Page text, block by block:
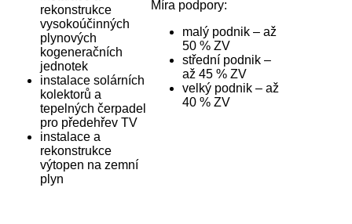
rekonstrukce
vysokoúčinných
plynových
kogeneračních
jednotek
instalace solárních
kolektorů a
tepelných čerpadel
pro předehřev TV
instalace a
rekonstrukce
výtopen na zemní
plyn
Míra podpory:
malý podnik – až
50 % ZV
střední podnik –
až 45 % ZV
velký podnik – až
40 % ZV